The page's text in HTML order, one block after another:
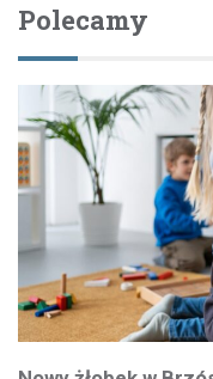
Polecamy